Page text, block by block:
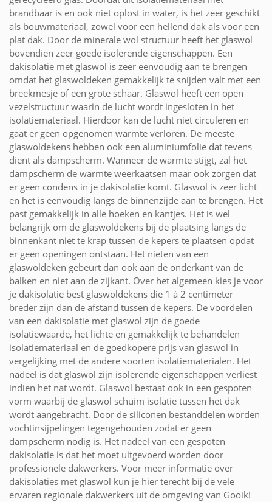
brandbaar is en ook niet oplost in water, is het zeer geschikt
als bouwmateriaal, zowel voor een hellend dak als voor een
plat dak. Door de minerale wol structuur heeft het glaswol
bovendien zeer goede isolerende eigenschappen. Een
dakisolatie met glaswol is zeer eenvoudig aan te brengen
omdat het glaswoldeken gemakkelijk te snijden valt met een
breekmesje of een grote schaar. Glaswol heeft een open
vezelstructuur waarin de lucht wordt ingesloten in het
isolatiemateriaal. Hierdoor kan de lucht niet circuleren en
gaat er geen opgenomen warmte verloren. De meeste
glaswoldekens hebben ook een aluminiumfolie dat tevens
dient als dampscherm. Wanneer de warmte stijgt, zal het
dampscherm de warmte weerkaatsen maar ook zorgen dat
er geen condens in je dakisolatie komt. Glaswol is zeer licht
en het is eenvoudig langs de binnenzijde aan te brengen. Het
past gemakkelijk in alle hoeken en kantjes. Het is wel
belangrijk om de glaswoldekens bij de plaatsing langs de
binnenkant niet te krap tussen de kepers te plaatsen opdat
er geen openingen ontstaan. Het nieten van een
glaswoldeken gebeurt dan ook aan de onderkant van de
balken en niet aan de zijkant. Over het algemeen kies je voor
je dakisolatie best glaswoldekens die 1 à 2 centimeter
breder zijn dan de afstand tussen de kepers. De voordelen
van een dakisolatie met glaswol zijn de goede
isolatiewaarde, het lichte en gemakkelijk te behandelen
isolatiemateriaal en de goedkopere prijs van glaswol in
vergelijking met de andere soorten isolatiematerialen. Het
nadeel is dat glaswol zijn isolerende eigenschappen verliest
indien het nat wordt. Glaswol bestaat ook in een gespoten
vorm waarbij de glaswol schuim isolatie tussen het dak
wordt aangebracht. Door de siliconen bestanddelen worden
vochtinsijpelingen tegengehouden zodat er geen
dampscherm nodig is. Het nadeel van een gespoten
dakisolatie is dat het moet uitgevoerd worden door
professionele dakwerkers. Voor meer informatie over
dakisolaties met glaswol kun je hier terecht bij de vele
ervaren regionale dakwerkers uit de omgeving van Gooik!